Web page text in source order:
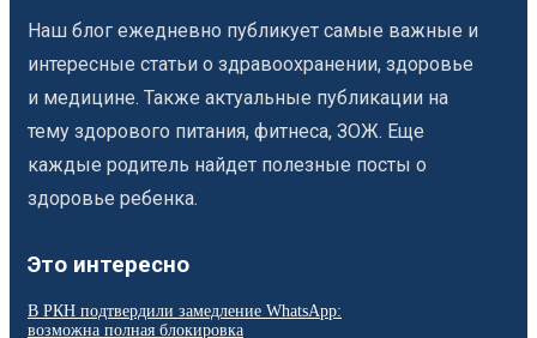
Наш блог ежедневно публикует самые важные и
интересные статьи о здравоохранении, здоровье
и медицине. Также актуальные публикации на
тему здорового питания, фитнеса, ЗОЖ. Еще
каждые родитель найдет полезные посты о
здоровье ребенка.
Это интересно
В РКН подтвердили замедление WhatsApp:
возможна полная блокировка